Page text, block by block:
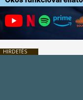
HIRDETÉS